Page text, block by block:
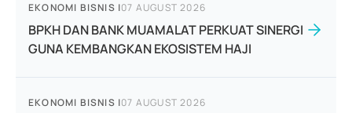
EKONOMI BISNIS |07 AUGUST 2026
BPKH DAN BANK MUAMALAT PERKUAT SINERGI
GUNA KEMBANGKAN EKOSISTEM HAJI
EKONOMI BISNIS |07 AUGUST 2026